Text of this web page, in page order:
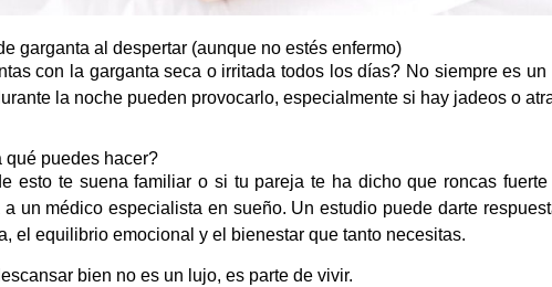
garganta al despertar (aunque no estés enfermo)
con la garganta seca o irritada todos los días? No siempre es
la noche pueden provocarlo, especialmente si hay jadeos o
qué puedes hacer?
esto te suena familiar o si tu pareja te ha dicho que roncas
a un médico especialista en sueño. Un estudio puede darte
el equilibrio emocional y el bienestar que tanto necesitas.
bien no es un lujo, es parte de vivir.